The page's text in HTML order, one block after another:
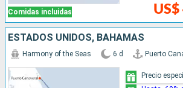
Comidas incluidas US$
ESTADOS UNIDOS, BAHAMAS
Harmony of the Seas 6 d Puerto
Precio